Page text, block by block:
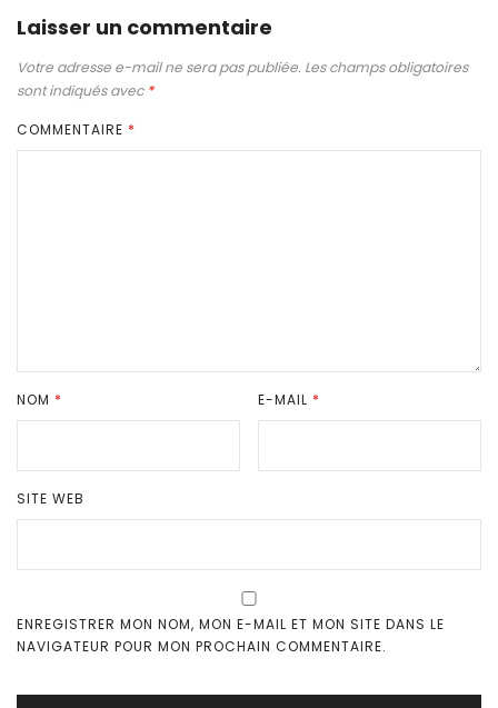
Laisser un commentaire
Votre adresse e-mail ne sera pas publiée. Les champs obligatoires
sont indiqués avec *
COMMENTAIRE *
NOM * E-MAIL *
SITE WEB
ENREGISTRER MON NOM, MON E-MAIL ET MON SITE DANS LE
NAVIGATEUR POUR MON PROCHAIN COMMENTAIRE.